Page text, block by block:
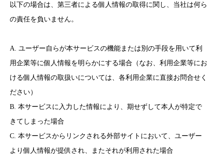
以下の場合は、第三者による個人情報の取得に関し、当社は何ら
の責任を負いません。
A. ユーザー自らが本サービスの機能または別の手段を用いて利
用企業等に個人情報を明らかにする場合（なお、利用企業等にお
ける個人情報の取扱いについては、各利用企業に直接お問合せく
ださい）
B. 本サービスに入力した情報により、期せずして本人が特定で
きてしまった場合
C. 本サービスからリンクされる外部サイトにおいて、ユーザー
より個人情報が提供され、またそれが利用された場合